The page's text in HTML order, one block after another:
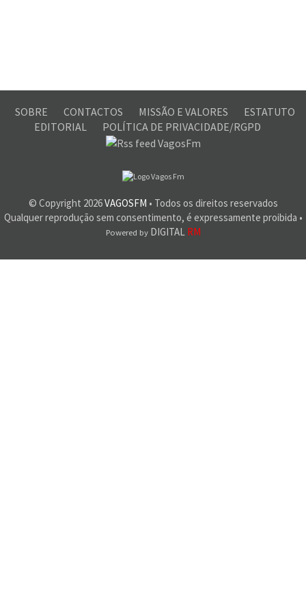
SOBRE CONTACTOS MISSÃO E VALORES
ESTATUTO
EDITORIAL
POLÍTICA DE PRIVACIDADE/RGPD
© Copyright 2026VAGOSFM • Todos os direitos reservados
Qualquer reprodução sem consentimento, é expressamente proibida •
Powered byDIGITAL RM